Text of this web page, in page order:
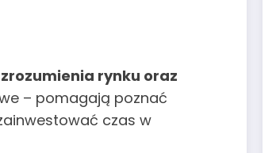
rynku oraz
– pomagają poznać
czas w